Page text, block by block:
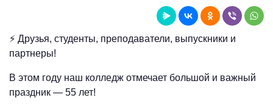
⚡️ Друзья, студенты, преподаватели, выпускники и
партнеры!
В этом году наш колледж отмечает большой и важный
праздник — 55 лет!